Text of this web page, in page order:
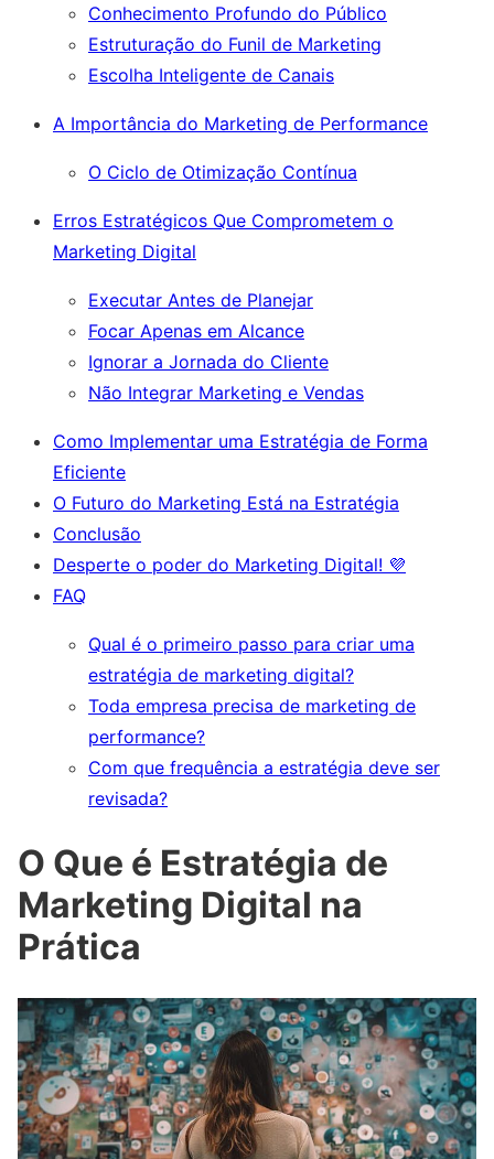
Conhecimento Profundo do Público
Estruturação do Funil de Marketing
Escolha Inteligente de Canais
A Importância do Marketing de Performance
O Ciclo de Otimização Contínua
Erros Estratégicos Que Comprometem o
Marketing Digital
Executar Antes de Planejar
Focar Apenas em Alcance
Ignorar a Jornada do Cliente
Não Integrar Marketing e Vendas
Como Implementar uma Estratégia de Forma
Eficiente
O Futuro do Marketing Está na Estratégia
Conclusão
Desperte o poder do Marketing Digital! 💜
FAQ
Qual é o primeiro passo para criar uma
estratégia de marketing digital?
Toda empresa precisa de marketing de
performance?
Com que frequência a estratégia deve ser
revisada?
O Que é Estratégia de
Marketing Digital na
Prática